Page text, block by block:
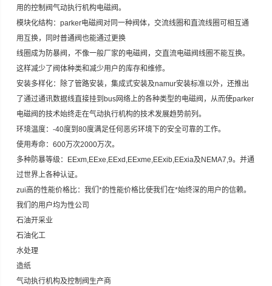
用的控制阀气动执行机构电磁阀。
模块化结构：parker电磁阀对同一种阀体，交流线圈和直流线圈可相互通
用互换，同时普通阀也能通过更换
线圈成为防暴阀，不像一般厂家的电磁阀，交直流电磁阀线圈不能互换。
这样减少了阀体种类和减少用户的库存和维修。
安装多样化：除了管路安装，集成式安装及namur安装标准以外，还推出
了通过通讯数据线直接挂到bus网络上的各种类型的电磁阀，从而使parker
电磁阀的技术始终走在气动执行机构的技术发展趋势前列。
环境温度：-40度到80度满足任何恶劣环境下的安全可靠的工作。
使用寿命：600万次2000万次。
多种防暴等级：EExm,EExe,EExd,EExme,EExib,EExia及NEMA7,9。并通
过世界上各种认证。
zui高的性能价格比：我们*的性能价格比使我们在*始终深的用户的信赖。
我们的用户均为性公司
石油开采业
石油化工
水处理
造纸
气动执行机构及控制阀生产商